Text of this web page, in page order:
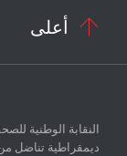
 أعلى
النقابة الوطنية
ديمقراطية تناضل